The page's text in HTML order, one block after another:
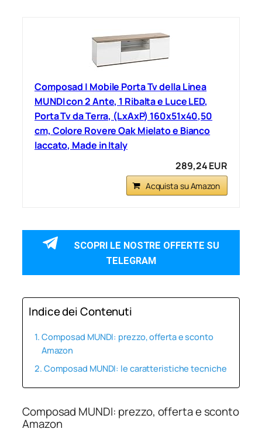
Composad | Mobile Porta Tv della Linea
MUNDI con 2 Ante, 1 Ribalta e Luce LED,
Porta Tv da Terra, (LxAxP) 160x51x40,50
cm, Colore Rovere Oak Mielato e Bianco
laccato, Made in Italy
289,24 EUR
Acquista su Amazon
SCOPRI LE NOSTRE OFFERTE SU
TELEGRAM
Indice dei Contenuti
Composad MUNDI: prezzo, offerta e sconto
Amazon
Composad MUNDI: le caratteristiche tecniche
Composad MUNDI: prezzo, offerta e sconto
Amazon